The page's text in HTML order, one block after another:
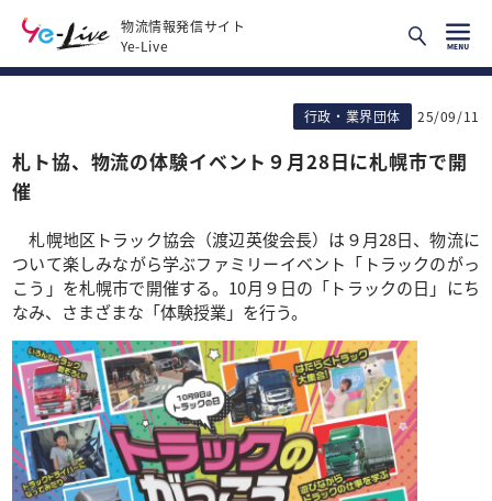
物流情報発信サイト
Ye-Live
行政・業界団体 25/09/11
札ト協、物流の体験イベント９月28日に札幌市で開
催
札幌地区トラック協会（渡辺英俊会長）は９月28日、物流に
ついて楽しみながら学ぶファミリーイベント「トラックのがっ
こう」を札幌市で開催する。10月９日の「トラックの日」にち
なみ、さまざまな「体験授業」を行う。